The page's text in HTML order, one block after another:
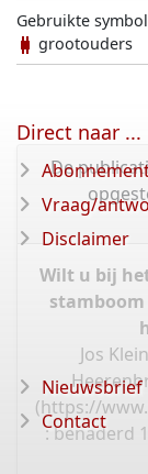
Gebruikte
grootouders
De
Wilt u bij
Jos
(https://
: benaderd
Direct naar ...
Vraag/
Disclaimer
Nieuwsbrief
Contact